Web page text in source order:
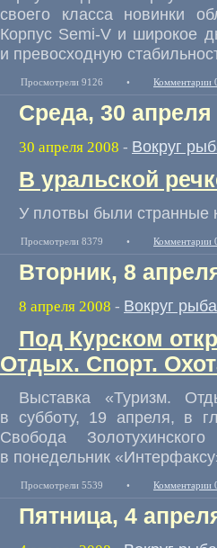
своего класса новинки
Корпус Semi-V и широкое
и превосходную
Просмотрели 9126 • Комментарии
Среда, 30 апреля
30 апреля 2008 - Вокруг
В уральской
У плотвы были странные
Просмотрели 8379 • Комментарии
Вторник, 8
8 апреля 2008 - Вокруг
Под Курском
Отдых. Спорт.
Выставка «Туризм.
в субботу, 19 апреля, в
Свобода
в понедельник
Просмотрели 5539 • Комментарии
Пятница, 4